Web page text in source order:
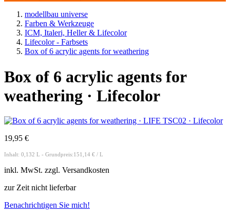
modellbau universe
Farben & Werkzeuge
ICM, Italeri, Heller & Lifecolor
Lifecolor - Farbsets
Box of 6 acrylic agents for weathering
Box of 6 acrylic agents for
weathering · Lifecolor
19,95 €
Inhalt: 0,132 L - Grundpreis:151,14 € / L
inkl. MwSt. zzgl. Versandkosten
zur Zeit nicht lieferbar
Benachrichtigen Sie mich!